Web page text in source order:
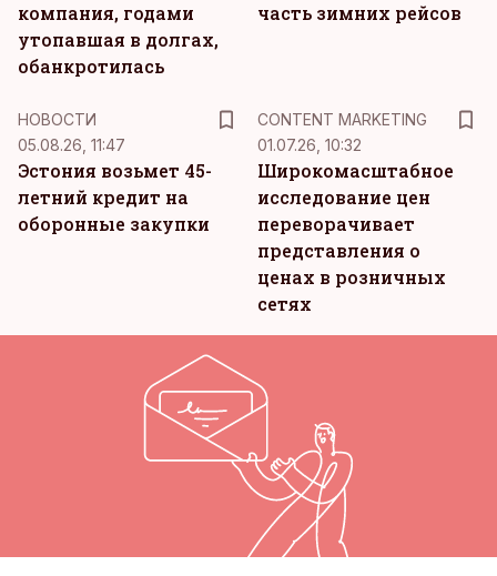
компания, годами
утопавшая в долгах,
обанкротилась
часть зимних рейсов
НОВОСТИ
05.08.26, 11:47
Эстония возьмет 45-
летний кредит на
оборонные закупки
CONTENT MARKETING
01.07.26, 10:32
Широкомасштабное
исследование цен
переворачивает
представления о
ценах в розничных
сетях